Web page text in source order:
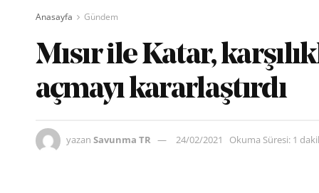
Anasayfa Gündem
Mısır ile Katar,
açmayı kararlaştırdı
yazan Savunma TR 24/02/2021 Okuma Süresi: 1